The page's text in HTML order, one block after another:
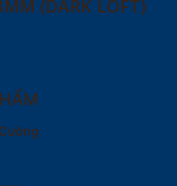
(DARK LOFT)